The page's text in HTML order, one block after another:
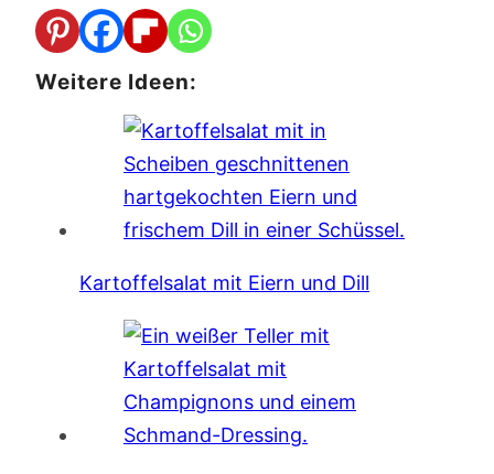
Weitere Ideen:
Kartoffelsalat mit Eiern und Dill